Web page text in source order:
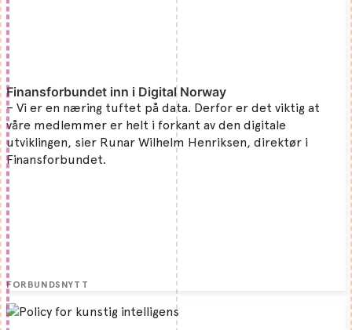
Finansforbundet inn i Digital Norway
– Vi er en næring tuftet på data. Derfor er det viktig at
våre medlemmer er helt i forkant av den digitale
utviklingen, sier Runar Wilhelm Henriksen, direktør i
Finansforbundet.
FORBUNDSNYTT